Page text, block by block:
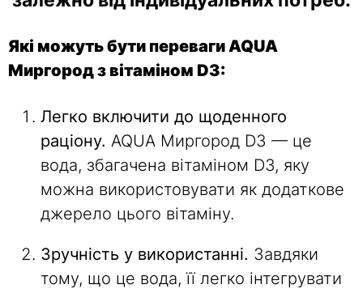
Які можуть бути переваги AQUA
Миргород з вітаміном D3:
Легко включити до щоденного
раціону. AQUA Миргород D3 — це
вода, збагачена вітаміном D3, яку
можна використовувати як додаткове
джерело цього вітаміну.
Зручність у використанні. Завдяки
тому, що це вода, її легко інтегрувати